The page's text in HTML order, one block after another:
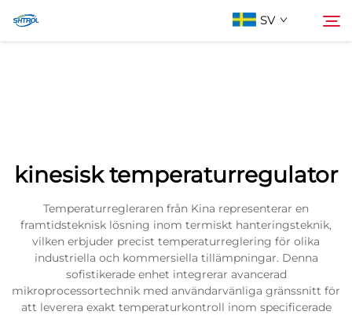
SV
kinesisk temperaturregulator
Temperaturregleraren från Kina representerar en
framtidsteknisk lösning inom termiskt hanteringsteknik,
vilken erbjuder precist temperaturreglering för olika
industriella och kommersiella tillämpningar. Denna
sofistikerade enhet integrerar avancerad
mikroprocessortechnik med användarvänliga gränssnitt för
att leverera exakt temperaturkontroll inom specificerade